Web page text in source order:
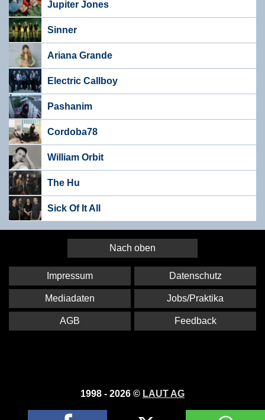
Jupiter Jones
Sinner
Ariana Grande
Electric Callboy
Pashanim
Cordoba78
William Orbit
The Hu
Sick Of It All
Nach oben
1998 - 2026 © LAUT AG
Impressum Datenschutz
Mediadaten Jobs/Praktika
AGB Feedback